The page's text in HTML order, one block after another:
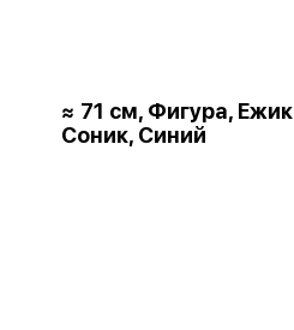
≈ 71 см, Фигура, Ежик
Соник, Синий